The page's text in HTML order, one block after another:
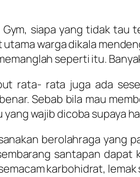
Gym, siapa yang tidak tau
warga dikala
seperti itu.
rata- rata juga ada
Sebab bila mau
wajib dicoba supaya
berolahraga yang
santapan
karbohidrat,